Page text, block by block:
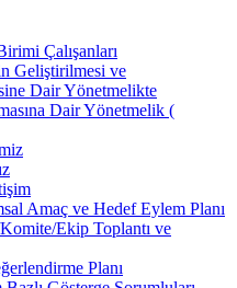
Çalışanları
Geliştirilmesi ve
Dair Yönetmelikte
Dair Yönetmelik (
Amaç ve Hedef Eylem Planı
Ekip Toplantı ve
Planı